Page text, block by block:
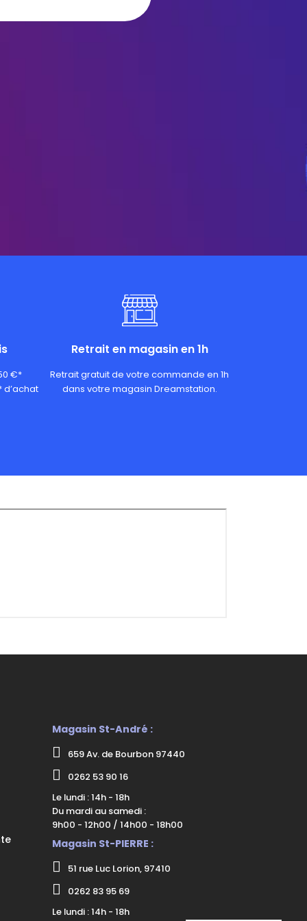
€*
d’achat
Retrait en magasin en 1h
Retrait gratuit de votre commande en 1h
dans votre magasin Dreamstation.
Magasin St-André :
659 Av. de Bourbon 97440
0262 53 90 16
Le lundi : 14h - 18h
Du mardi au samedi :
9h00 - 12h00 / 14h00 - 18h00
Magasin St-PIERRE :
51 rue Luc Lorion, 97410
0262 83 95 69
Le lundi : 14h - 18h